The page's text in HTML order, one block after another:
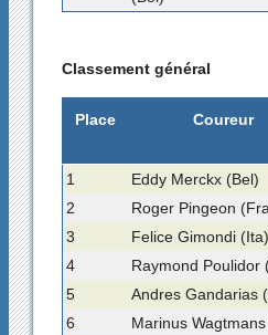
Classement général
Place Coureur
1 Eddy Merckx (Bel)
2
Roger Pingeon
3
Felice Gimondi (Ita)
4
Raymond Poulidor
5
Andres Gandarias
6
Marinus